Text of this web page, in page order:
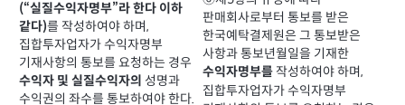
(“실질수익자명부”라 한다 이하
같다)를 작성하여야 하며,
집합투자업자가 수익자명부
기재사항의 통보를 요청하는 경우
수익자 및 실질수익자의 성명과
수익권의 좌수를 통보하여야 한다.
판매회사로부터 통보를 받은
한국예탁결제원은 그 통보받은
사항과 통보년월일을 기재한
수익자명부를 작성하여야 하며,
집합투자업자가 수익자명부